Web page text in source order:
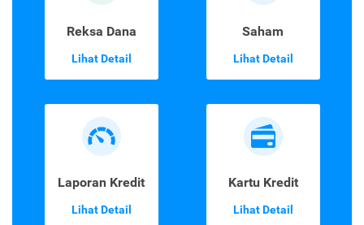
Reksa Dana
Lihat Detail
Saham
Lihat Detail
Laporan Kredit
Lihat Detail
Kartu Kredit
Lihat Detail